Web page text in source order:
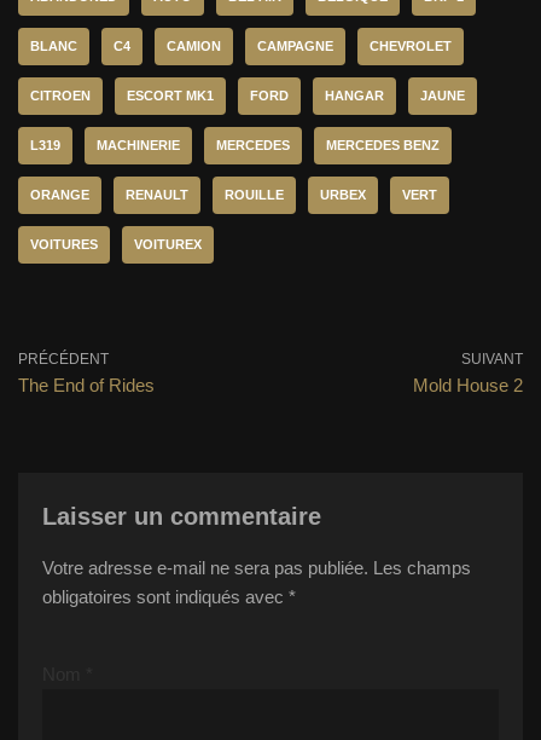
BLANC C4 CAMION CAMPAGNE CHEVROLET
CITROEN ESCORT MK1 FORD HANGAR JAUNE
L319 MACHINERIE MERCEDES MERCEDES BENZ
ORANGE RENAULT ROUILLE URBEX VERT
VOITURES VOITUREX
PRÉCÉDENT
The End of Rides
SUIVANT
Mold House 2
Laisser un commentaire
Votre adresse e-mail ne sera pas publiée. Les champs
obligatoires sont indiqués avec *